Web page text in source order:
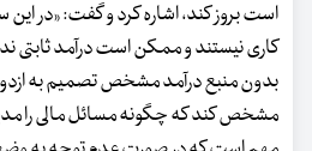
است بروز کند، اشاره کرد و گفت: «در این
کاری نیستند و ممکن است درآمد ثابتی
بدون منبع درآمد مشخص تصمیم به
مشخص کند که چگونه مسائل مالی را